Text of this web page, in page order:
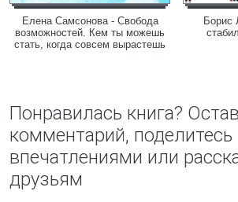
Елена Самсонова - Свобода
возможностей. Кем ты можешь
стать, когда совсем вырастешь
Борис
Понравилась книга?
комментарий, поделитесь
впечатлениями или
друзьям